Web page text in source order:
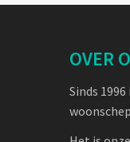
OVER
Sinds